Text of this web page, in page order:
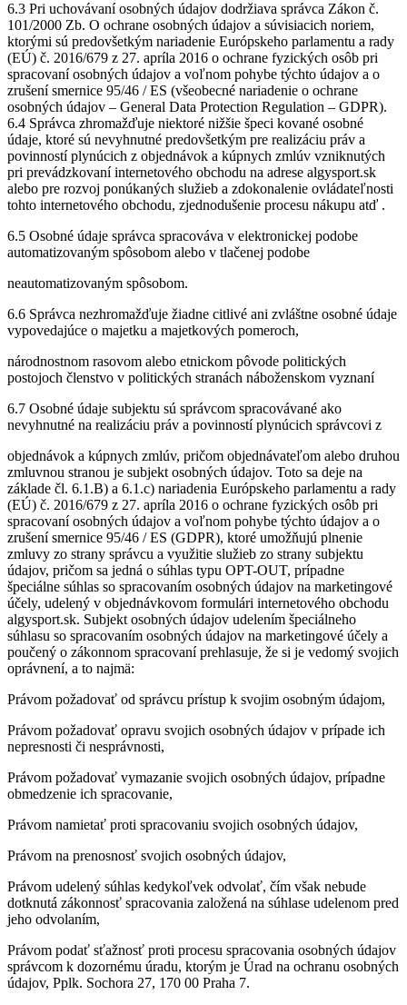
6.3 Pri uchovávaní osobných údajov dodržiava správca Zákon č.
101/2000 Zb. O ochrane osobných údajov a súvisiacich noriem,
ktorými sú predovšetkým nariadenie Európskeho parlamentu a rady
(EÚ) č. 2016/679 z 27. apríla 2016 o ochrane fyzických osôb pri
spracovaní osobných údajov a voľnom pohybe týchto údajov a o
zrušení smernice 95/46 / ES (všeobecné nariadenie o ochrane
osobných údajov – General Data Protection Regulation – GDPR).
6.4 Správca zhromažďuje niektoré nižšie špeci kované osobné
údaje, ktoré sú nevyhnutné predovšetkým pre realizáciu práv a
povinností plynúcich z objednávok a kúpnych zmlúv vzniknutých
pri prevádzkovaní internetového obchodu na adrese algysport.sk
alebo pre rozvoj ponúkaných služieb a zdokonalenie ovládateľnosti
tohto internetového obchodu, zjednodušenie procesu nákupu atď .
6.5 Osobné údaje správca spracováva v elektronickej podobe
automatizovaným spôsobom alebo v tlačenej podobe
neautomatizovaným spôsobom.
6.6 Správca nezhromažďuje žiadne citlivé ani zvláštne osobné údaje
vypovedajúce o majetku a majetkových pomeroch,
národnostnom rasovom alebo etnickom pôvode politických
postojoch členstvo v politických stranách náboženskom vyznaní
6.7 Osobné údaje subjektu sú správcom spracovávané ako
nevyhnutné na realizáciu práv a povinností plynúcich správcovi z
objednávok a kúpnych zmlúv, pričom objednávateľom alebo druhou
zmluvnou stranou je subjekt osobných údajov. Toto sa deje na
základe čl. 6.1.B) a 6.1.c) nariadenia Európskeho parlamentu a rady
(EÚ) č. 2016/679 z 27. apríla 2016 o ochrane fyzických osôb pri
spracovaní osobných údajov a voľnom pohybe týchto údajov a o
zrušení smernice 95/46 / ES (GDPR), ktoré umožňujú plnenie
zmluvy zo strany správcu a využitie služieb zo strany subjektu
údajov, pričom sa jedná o súhlas typu OPT-OUT, prípadne
špeciálne súhlas so spracovaním osobných údajov na marketingové
účely, udelený v objednávkovom formulári internetového obchodu
algysport.sk. Subjekt osobných údajov udelením špeciálneho
súhlasu so spracovaním osobných údajov na marketingové účely a
poučený o zákonnom spracovaní prehlasuje, že si je vedomý svojich
oprávnení, a to najmä:
Právom požadovať od správcu prístup k svojim osobným údajom,
Právom požadovať opravu svojich osobných údajov v prípade ich
nepresnosti či nesprávnosti,
Právom požadovať vymazanie svojich osobných údajov, prípadne
obmedzenie ich spracovanie,
Právom namietať proti spracovaniu svojich osobných údajov,
Právom na prenosnosť svojich osobných údajov,
Právom udelený súhlas kedykoľvek odvolať, čím však nebude
dotknutá zákonnosť spracovania založená na súhlase udelenom pred
jeho odvolaním,
Právom podať sťažnosť proti procesu spracovania osobných údajov
správcom k dozornému úradu, ktorým je Úrad na ochranu osobných
údajov, Pplk. Sochora 27, 170 00 Praha 7.